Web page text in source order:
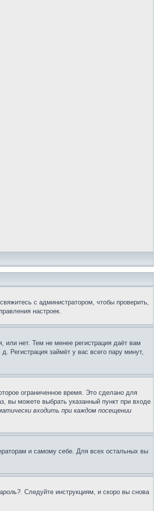
с администратором, чтобы проверить,
настроек.
или нет. Тем не менее регистрация даёт вам
Регистрация займёт у вас всего пару минут,
ограниченное время. Это сделано для
вы можете выбрать указанный пункт при входе
входить при каждом посещении
и самому себе. Для всех остальных вы
. Следуйте инструкциям, и скоро вы снова